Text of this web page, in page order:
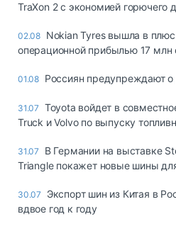
TraXon 2 с экономией горючего
02.08 Nokian Tyres вышла в
операционной прибылью 17 млн
01.08 Россиян предупреждают
31.07 Toyota войдет в
Truck и Volvo по выпуску
31.07
В Германии на выставке
Triangle покажет новые шины
30.07
Экспорт шин из Китая в
вдвое год к году